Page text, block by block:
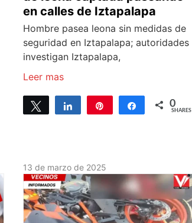
en calles de Iztapalapa
Hombre pasea leona sin medidas de
seguridad en Iztapalapa; autoridades
investigan Iztapalapa,
Leer mas
Tweet Share Share 0
SHARES
13 de marzo de 2025